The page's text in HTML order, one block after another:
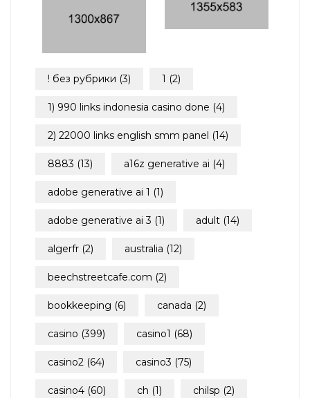
! без рубрики (3) 1 (2)
1) 990 links indonesia casino done (4)
2) 22000 links english smm panel (14)
8883 (13) a16z generative ai (4)
adobe generative ai 1 (1)
adobe generative ai 3 (1) adult (14)
algerfr (2) australia (12)
beechstreetcafe.com (2)
bookkeeping (6) canada (2)
casino (399) casino1 (68)
casino2 (64) casino3 (75)
casino4 (60) ch (1) chilsp (2)